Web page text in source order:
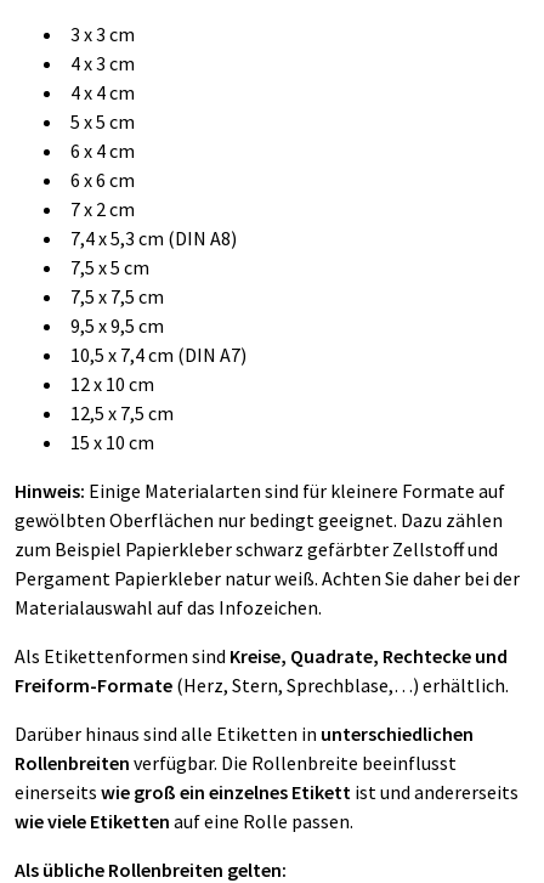
3 x 3 cm
4 x 3 cm
4 x 4 cm
5 x 5 cm
6 x 4 cm
6 x 6 cm
7 x 2 cm
7,4 x 5,3 cm (DIN A8)
7,5 x 5 cm
7,5 x 7,5 cm
9,5 x 9,5 cm
10,5 x 7,4 cm (DIN A7)
12 x 10 cm
12,5 x 7,5 cm
15 x 10 cm
Hinweis: Einige Materialarten sind für kleinere Formate auf
gewölbten Oberflächen nur bedingt geeignet. Dazu zählen
zum Beispiel Papierkleber schwarz gefärbter Zellstoffund
Pergament Papierkleber natur weiß. Achten Sie daher bei der
Materialauswahl auf das Infozeichen.
Als Etikettenformen sind Kreise, Quadrate, Rechtecke und
Freiform-Formate (Herz, Stern, Sprechblase,…) erhältlich.
Darüber hinaus sind alle Etiketten in unterschiedlichen
Rollenbreiten verfügbar. Die Rollenbreite beeinflusst
einerseits wie groß ein einzelnes Etikett ist und andererseits
wie viele Etiketten auf eine Rolle passen.
Als übliche Rollenbreiten gelten: